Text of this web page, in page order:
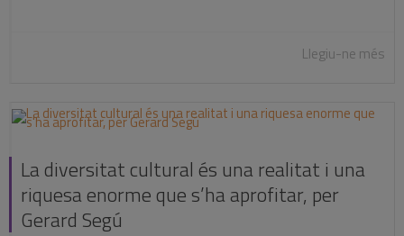
Llegiu-ne més
La diversitat cultural és una realitat i una
riquesa enorme que s’ha aprofitar, per
Gerard Segú